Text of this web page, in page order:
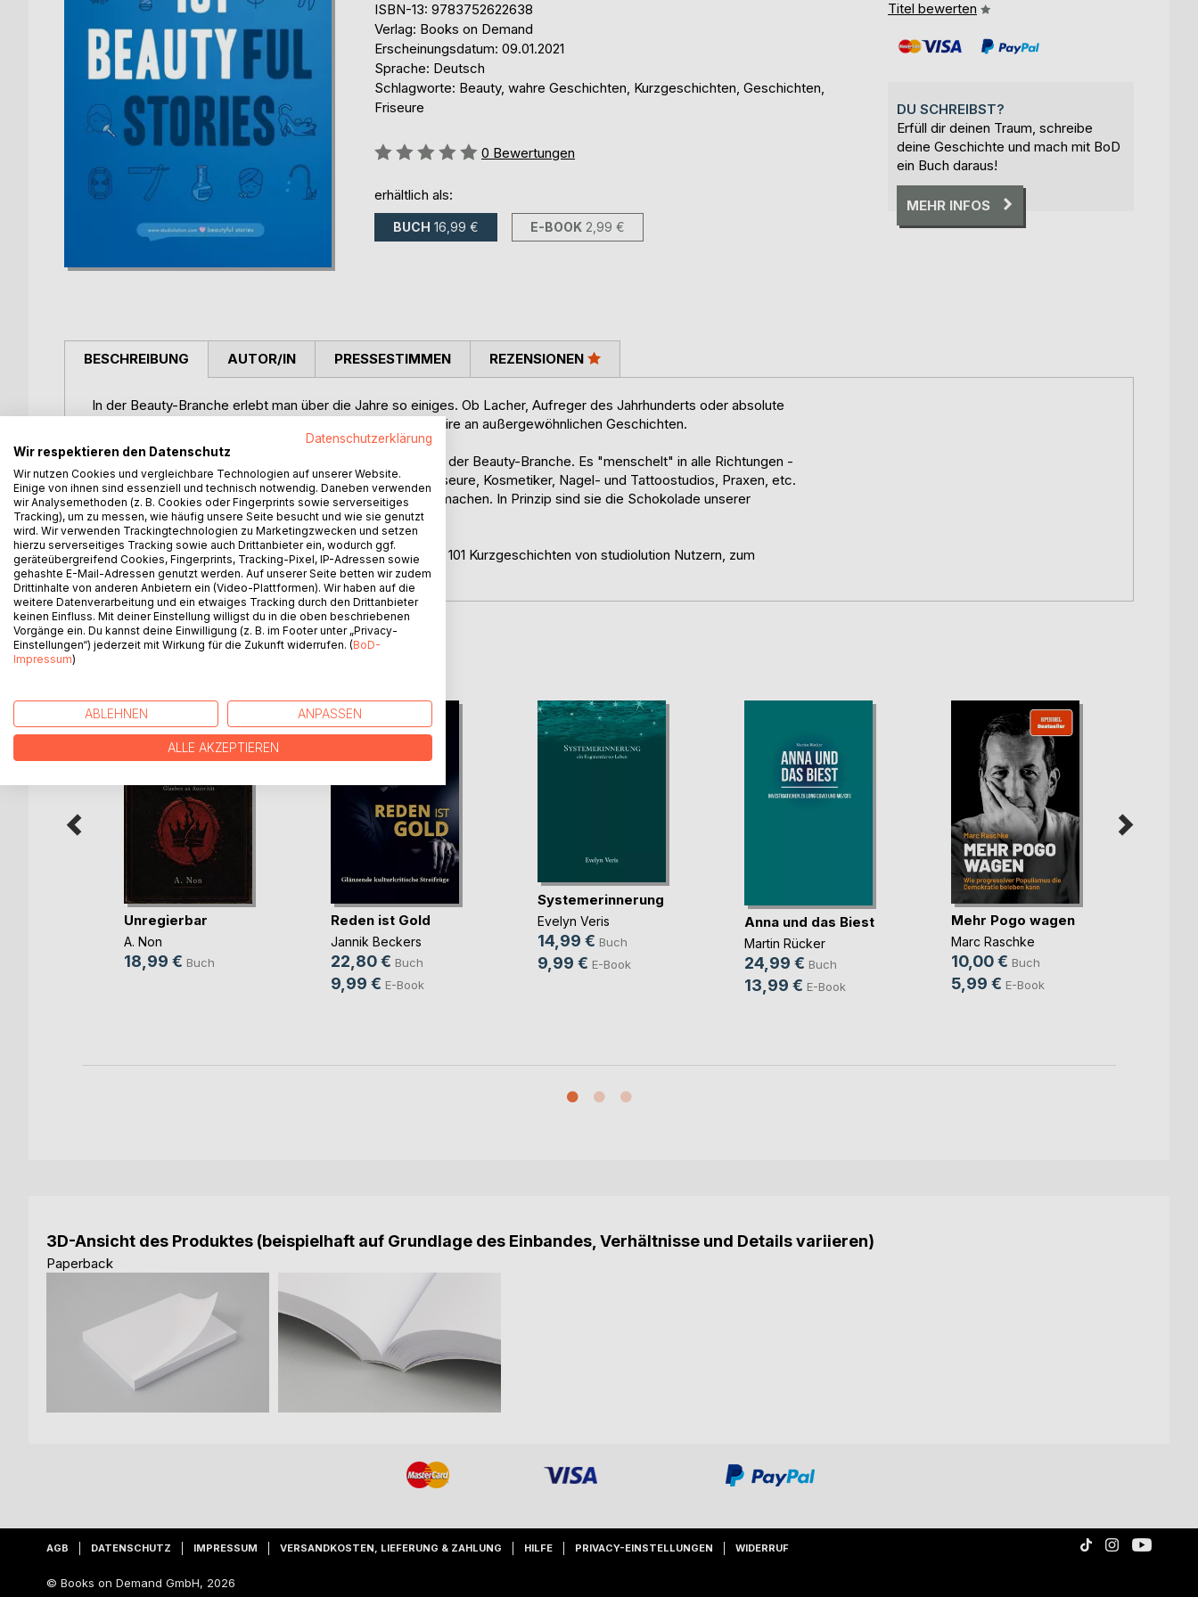
ISBN-13: 9783752622638
Verlag: Books on Demand
Erscheinungsdatum: 09.01.2021
Sprache: Deutsch
Schlagworte: Beauty, wahre Geschichten, Kurzgeschichten, Geschichten,
Friseure
Bewertung::
0 Bewertungen
erhältlich als:
BUCH 16,99 € E-BOOK 2,99 €
Titel bewerten
DU SCHREIBST?
Erfüll dir deinen Traum, schreibe
deine Geschichte und mach mit BoD
ein Buch daraus!
MEHR INFOS
BESCHREIBUNG
In der Beauty-Branche erlebt man über die Jahre so einiges. Ob Lacher, Aufreger des Jahrhunderts oder absolute
Horrorgeschichte - mit der Erfahrung wächst das Repertoire an außergewöhnlichen Geschichten.
Allein in Deutschland sind über 40 Mio. Menschen Kunden der Beauty-Branche. Es "menschelt" in alle Richtungen -
was diese Branche so außergewöhnlich schön macht. Friseure, Kosmetiker, Nagel- und Tattoostudios, Praxen, etc.
- sie alle verbindet, dass Sie andere Menschen glücklich machen. In Prinzip sind sie die Schokolade unserer
Gesellschaft.
Taucht mit uns in die wundervolle Beauty-Branche ein. Mit 101 Kurzgeschichten von studiolution Nutzern, zum
Lachen, Nachdenken und Haare raufen.
AUTOR/IN PRESSESTIMMEN REZENSIONEN
WEITERE TITEL BEIBoD
Unregierbar
A. Non
18,99 € Buch
Reden ist Gold
Jannik Beckers
22,80 € Buch
9,99 € E-Book
Systemerinnerung
Evelyn Veris
14,99 € Buch
9,99 € E-Book
Anna und das Biest
Martin Rücker
24,99 € Buch
13,99 € E-Book
Mehr Pogo wagen
Marc Raschke
10,00 € Buch
5,99 € E-Book
3D-Ansicht des Produktes (beispielhaft auf Grundlage des Einbandes, Verhältnisse und Details variieren)
Paperback
AGB DATENSCHUTZ IMPRESSUM VERSANDKOSTEN, LIEFERUNG & ZAHLUNG HILFE PRIVACY-EINSTELLUNGEN WIDERRUF
© Books on Demand GmbH, 2026
Datenschutzerklärung
Wir respektieren den Datenschutz
Wir nutzen Cookies und vergleichbare Technologien auf unserer Website.
Einige von ihnen sind essenziell und technisch notwendig. Daneben verwenden
wir Analysemethoden (z. B. Cookies oder Fingerprints sowie serverseitiges
Tracking), um zu messen, wie häufig unsere Seite besucht und wie sie genutzt
wird. Wir verwenden Trackingtechnologien zu Marketingzwecken und setzen
hierzu serverseitiges Tracking sowie auch Drittanbieter ein, wodurch ggf.
geräteübergreifend Cookies, Fingerprints, Tracking-Pixel, IP-Adressen sowie
gehashte E-Mail-Adressen genutzt werden. Auf unserer Seite betten wir zudem
Drittinhalte von anderen Anbietern ein (Video-Plattformen). Wir haben auf die
weitere Datenverarbeitung und ein etwaiges Tracking durch den Drittanbieter
keinen Einfluss. Mit deiner Einstellung willigst du in die oben beschriebenen
Vorgänge ein. Du kannst deine Einwilligung (z. B. im Footer unter „Privacy-
Einstellungen“) jederzeit mit Wirkung für die Zukunft widerrufen. (BoD-
Impressum)
ABLEHNEN ANPASSEN
ALLE AKZEPTIEREN